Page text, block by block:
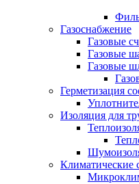
Газоснабжение
Газовые
Газовые
Газовые
Герметизация
Изоляция для
Климатические